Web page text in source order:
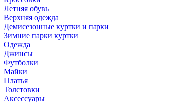
Летняя обувь
Верхняя одежда
Демисезонные куртки и парки
Зимние парки куртки
Одежда
Джинсы
Футболки
Майки
Платья
Толстовки
Аксессуары